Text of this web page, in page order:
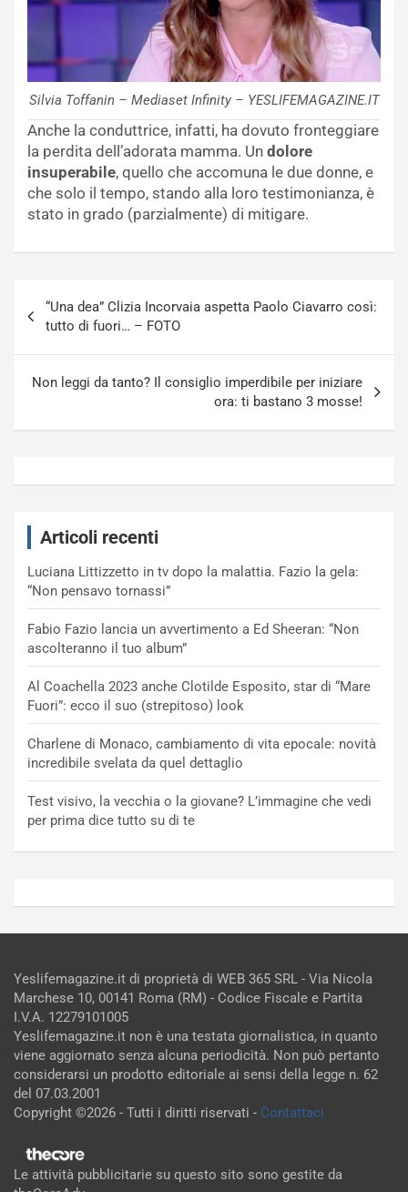
Silvia Toffanin – Mediaset Infinity – YESLIFEMAGAZINE.IT
Anche la conduttrice, infatti, ha dovuto fronteggiare
la perdita dell’adorata mamma. Un dolore
insuperabile, quello che accomuna le due donne, e
che solo il tempo, stando alla loro testimonianza, è
stato in grado (parzialmente) di mitigare.
articoli
“Una dea” Clizia Incorvaia aspetta Paolo Ciavarro così:
tutto di fuori… – FOTO
Non leggi da tanto? Il consiglio imperdibile per iniziare
ora: ti bastano 3 mosse!
Articoli recenti
Luciana Littizzetto in tv dopo la malattia. Fazio la gela:
“Non pensavo tornassi”
Fabio Fazio lancia un avvertimento a Ed Sheeran: “Non
ascolteranno il tuo album”
Al Coachella 2023 anche Clotilde Esposito, star di “Mare
Fuori”: ecco il suo (strepitoso) look
Charlene di Monaco, cambiamento di vita epocale: novità
incredibile svelata da quel dettaglio
Test visivo, la vecchia o la giovane? L’immagine che vedi
per prima dice tutto su di te
Yeslifemagazine.it di proprietà di WEB 365 SRL - Via Nicola
Marchese 10, 00141 Roma (RM) - Codice Fiscale e Partita
I.V.A. 12279101005
Yeslifemagazine.it non è una testata giornalistica, in quanto
viene aggiornato senza alcuna periodicità. Non può pertanto
considerarsi un prodotto editoriale ai sensi della legge n. 62
del 07.03.2001
Copyright ©2026 - Tutti i diritti riservati - Contattaci
Le attività pubblicitarie su questo sito sono gestite da